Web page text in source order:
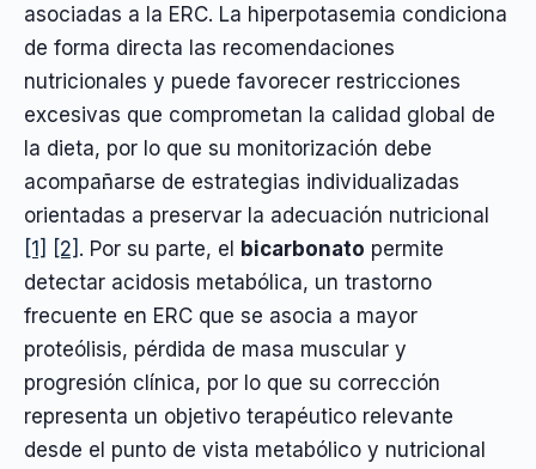
asociadas a la ERC. La hiperpotasemia condiciona
de forma directa las recomendaciones
nutricionales y puede favorecer restricciones
excesivas que comprometan la calidad global de
la dieta, por lo que su monitorización debe
acompañarse de estrategias individualizadas
orientadas a preservar la adecuación nutricional
[1] [2] . Por su parte, el bicarbonato permite
detectar acidosis metabólica, un trastorno
frecuente en ERC que se asocia a mayor
proteólisis, pérdida de masa muscular y
progresión clínica, por lo que su corrección
representa un objetivo terapéutico relevante
desde el punto de vista metabólico y nutricional